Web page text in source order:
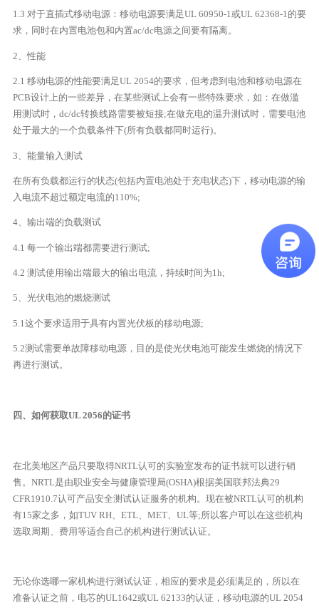
1.3 对于直插式移动电源：移动电源要满足UL 60950-1或UL 62368-1的要
求，同时在内置电池包和内置ac/dc电源之间要有隔离。
2、性能
2.1 移动电源的性能要满足UL 2054的要求，但考虑到电池和移动电源在
PCB设计上的一些差异，在某些测试上会有一些特殊要求，如：在做滥
用测试时，dc/dc转换线路需要被短接;在做充电的温升测试时，需要电池
处于最大的一个负载条件下(所有负载都同时运行)。
3、能量输入测试
在所有负载都运行的状态(包括内置电池处于充电状态)下，移动电源的输
入电流不超过额定电流的110%;
4、输出端的负载测试
4.1 每一个输出端都需要进行测试;
4.2 测试使用输出端最大的输出电流，持续时间为1h;
5、光伏电池的燃烧测试
5.1这个要求适用于具有内置光伏板的移动电源;
5.2测试需要单故障移动电源，目的是使光伏电池可能发生燃烧的情况下
再进行测试。
四、如何获取UL 2056的证书
在北美地区产品只要取得NRTL认可的实验室发布的证书就可以进行销
售。NRTL是由职业安全与健康管理局(OSHA)根据美国联邦法典29
CFR1910.7认可产品安全测试认证服务的机构。现在被NRTL认可的机构
有15家之多，如TUV RH、ETL、MET、UL等;所以客户可以在这些机构
选取周期、费用等适合自己的机构进行测试认证。
无论你选哪一家机构进行测试认证，相应的要求是必须满足的，所以在
准备认证之前，电芯的UL1642或UL 62133的认证，移动电源的UL 2054